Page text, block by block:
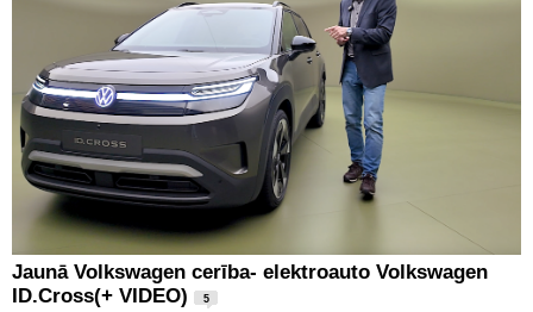
Jaunā Volkswagen cerība- elektroauto Volkswagen
ID.Cross(+ VIDEO)
5